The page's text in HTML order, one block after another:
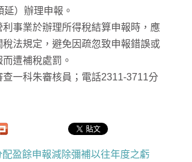
延）辦理申報。
利事業於辦理所得稅結算申報時，應
稅法規定，避免因疏忽致申報錯誤或
遭補稅處罰。
查一科朱審核員；電話2311-3711分
配盈餘申報減除彌補以往年度之虧